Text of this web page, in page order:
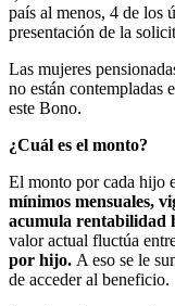
país al menos, 4 de los
presentación de la
Las mujeres
no están contempladas
este Bono.
¿Cuál es el monto?
El monto por cada hijo
mínimos mensuales,
acumula rentabilidad
valor actual fluctúa
por hijo. A eso se le
de acceder al beneficio.